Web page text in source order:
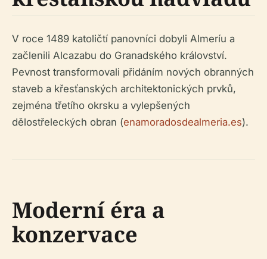
V roce 1489 katoličtí panovníci dobyli Almeríu a
začlenili Alcazabu do Granadského království.
Pevnost transformovali přidáním nových obranných
staveb a křesťanských architektonických prvků,
zejména třetího okrsku a vylepšených
dělostřeleckých obran (enamoradosdealmeria.es).
Moderní éra a
konzervace